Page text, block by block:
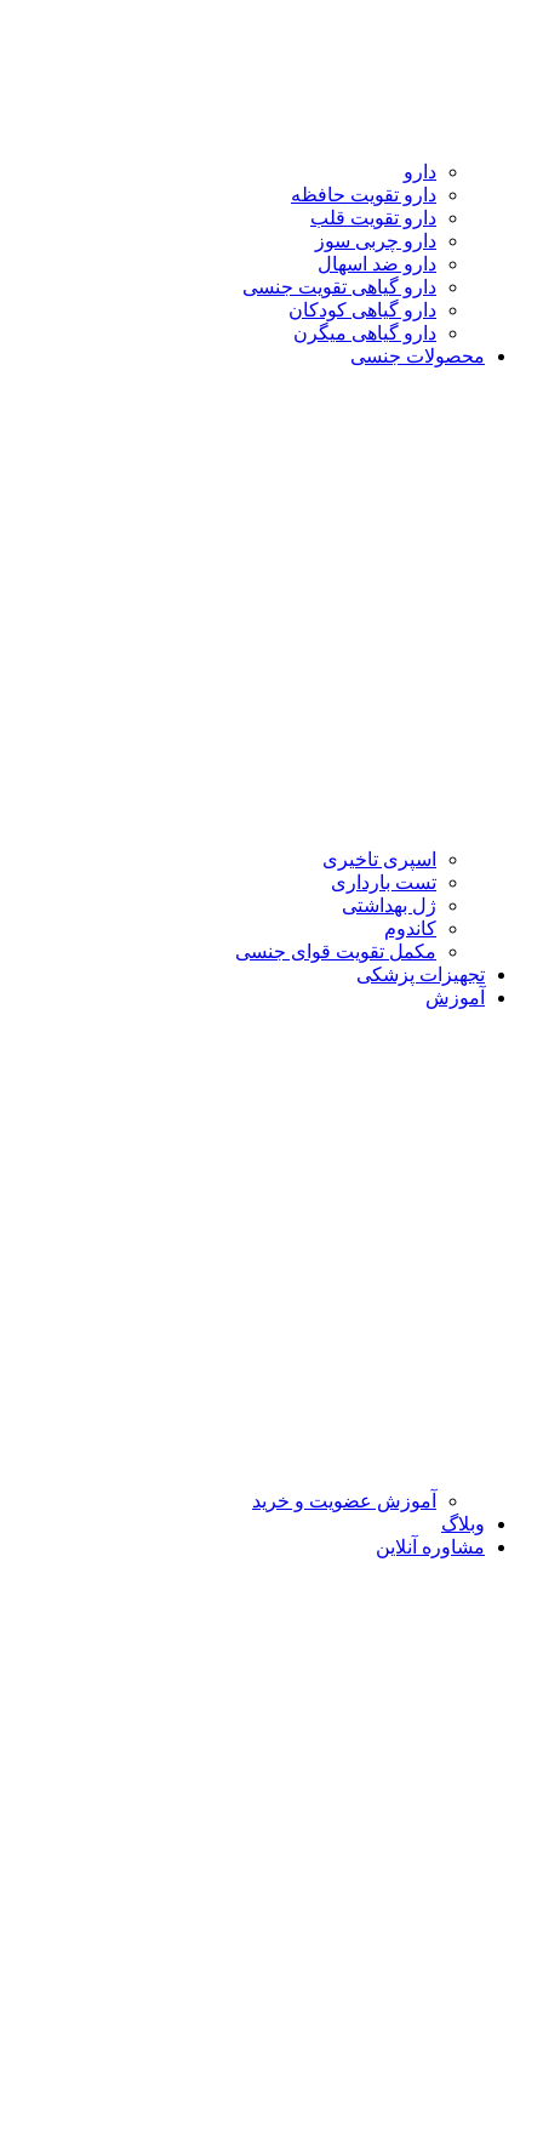
دارو
دارو تقویت حافظه
دارو تقویت قلب
دارو چربی سوز
دارو ضد اسهال
دارو گیاهی تقویت جنسی
دارو گیاهی کودکان
دارو گیاهی میگرن
محصولات جنسی
اسپری تاخیری
تست بارداری
ژل بهداشتی
کاندوم
مکمل تقویت قوای جنسی
تجهیزات پزشکی
آموزش
آموزش عضویت و خرید
وبلاگ
مشاوره آنلاین